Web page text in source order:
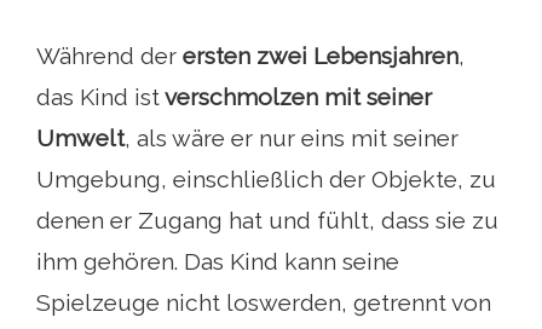
Während der ersten zwei Lebensjahren,
das Kind istverschmolzen mit seiner
Umwelt, als wäre er nur eins mit seiner
Umgebung, einschließlich der Objekte, zu
denen er Zugang hat und fühlt, dass sie zu
ihm gehören. Das Kind kann seine
Spielzeuge nicht loswerden, getrennt von